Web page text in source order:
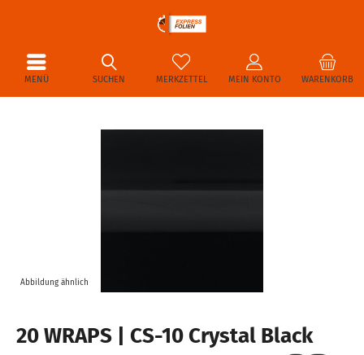
MENÜ WARENKORB
MERKZETTEL MEIN KONTO
SUCHEN
Abbildung ähnlich
20 WRAPS | CS-10 Crystal Black